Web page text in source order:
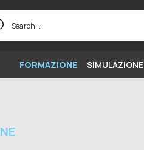
FORMAZIONE SIMULAZIONE